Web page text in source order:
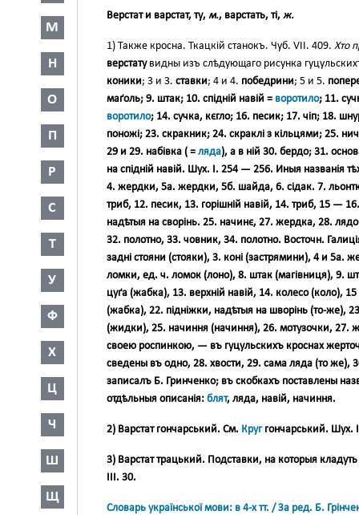
М
Н
О
П
Р
С
Т
У
Ф
Х
Ц
Ч
Ш
Щ
Верстат и варстат, ту, м., варстать, ті, ж.
1) Также кросна. Ткацкій станокъ. Чуб. VII. 409. Хто
верстатувидны изъ слѣдующаго рисунка
коники; 3 и 3. ставки; 4 и 4. победрини; 5 и 5.
маґоль; 9. штак; 10. спідній навій = воротило; 11.
воротило; 14. сучка, кєгло; 16. песик; 17. чіп; 18.
поножі; 23. скракник; 24. скраклі з кільцями; 25.
29 и 29. набівка ( = ляда), а в ній 30. бердо; 31.
на спідній навій. Шух. І. 254 — 256. Иныя названія
4. жердки, 5а. жердки, 5б. шайда, 6. сідак. 7.
триб, 12. песик, 13. горішній навій, 14. триб, 15 —
надѣтыя на сворінь. 25. начинє, 27. жердка, 28.
32. полотно, 33. човник, 34. полотно. Восточн.
задні стояни (стояки), 3. коні (застрямини), 4 и 5а.
ломки, ед. ч. ломок (лоно), 8. штак (магівниця), 9.
цуґа (жабка), 13. верхній навій, 14. колесо (коло),
(жабка), 22. підніжки, надѣтыя на шворінь (то-же),
(жидки), 25. начиння (начиння), 26. мотузочки, 27.
своею роспинкою, — въ гуцульскихъ кроснах
сведены въ одно, 28. хвости, 29. сама ляда (то же),
записалъ Б. Гринченко; въ скобкахъ поставлены
отдѣльныя описанія: блят, ляда, навій, начиння.
2) Варстат гончарський. См. Круггончарський. Шух.
3) Варстат трацький. Подставки, на которыя
ІІІ. 30.
Словарь української мови: в 4-х тт. / За ред. Б.